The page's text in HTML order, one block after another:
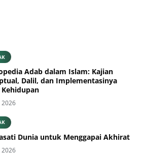
Adab dalam Islam: Kajian
Dalil, dan Implementasinya
2026
Dunia untuk Menggapai Akhirat
2026